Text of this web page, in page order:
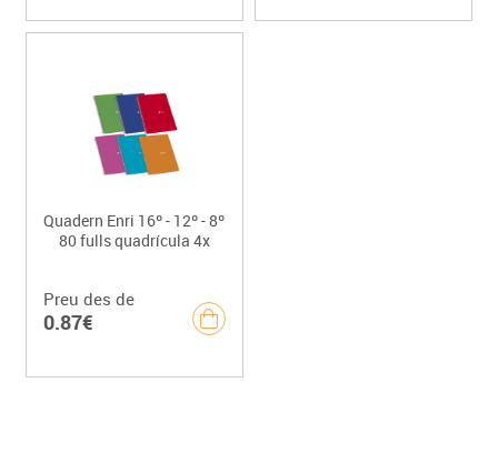
Quadern Enri 16º - 12º - 8º
80 fulls quadrícula 4x
Preu des de
0.87€